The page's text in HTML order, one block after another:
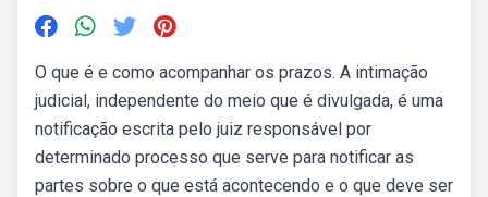
O que é e como acompanhar os prazos. A intimação
judicial, independente do meio que é divulgada, é uma
notificação escrita pelo juiz responsável por
determinado processo que serve para notificar as
partes sobre o que está acontecendo e o que deve ser